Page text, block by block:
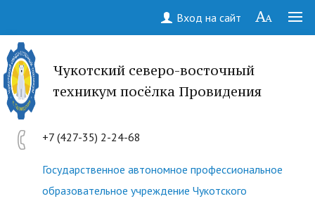
Вход на сайт
Чукотский северо-восточный
техникум посёлка Провидения
+7 (427-35) 2-24-68
Государственное автономное профессиональное
образовательное учреждение Чукотского